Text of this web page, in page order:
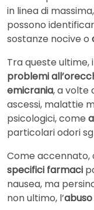
in linea di
possono
sostanze nocive o
Tra queste ultime,
problemi
emicrania, a volte
ascessi, malattie
psicologici, come
particolari odori
Come accennato,
specifici farmaci
nausea, ma
non ultimo, l’